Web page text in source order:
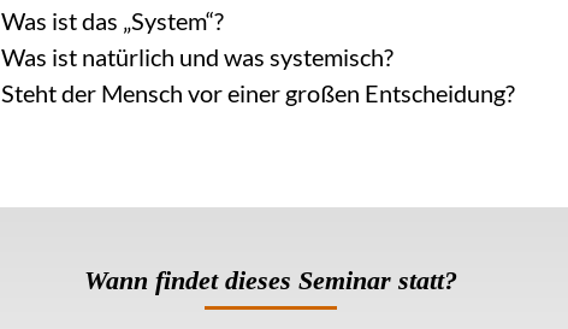
Was ist das „System“?
Was ist natürlich und was systemisch?
Steht der Mensch vor einer großen Entscheidung?
Wann findet dieses Seminar statt?